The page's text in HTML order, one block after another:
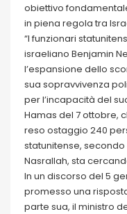
obiettivo
in piena regola tra
“I funzionari
israeliano Benjamin
l’espansione dello
sua sopravvivenza
per l’incapacità del
Hamas del 7 ottobre,
reso ostaggio 240
statunitense,
Nasrallah, sta
In un discorso del 5
promesso una
parte sua, il ministro